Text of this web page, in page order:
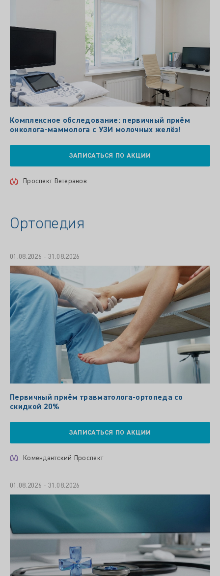
Комплексное обследование: первичный приём
онколога‑маммолога с УЗИ молочных желёз!
ЗАПИСАТЬСЯ ПО АКЦИИ
Проспект Ветеранов
Ортопедия
01.08.2026 - 31.08.2026
Первичный приём травматолога-ортопеда со
скидкой 20%
ЗАПИСАТЬСЯ ПО АКЦИИ
Комендантский Проспект
01.08.2026 - 31.08.2026